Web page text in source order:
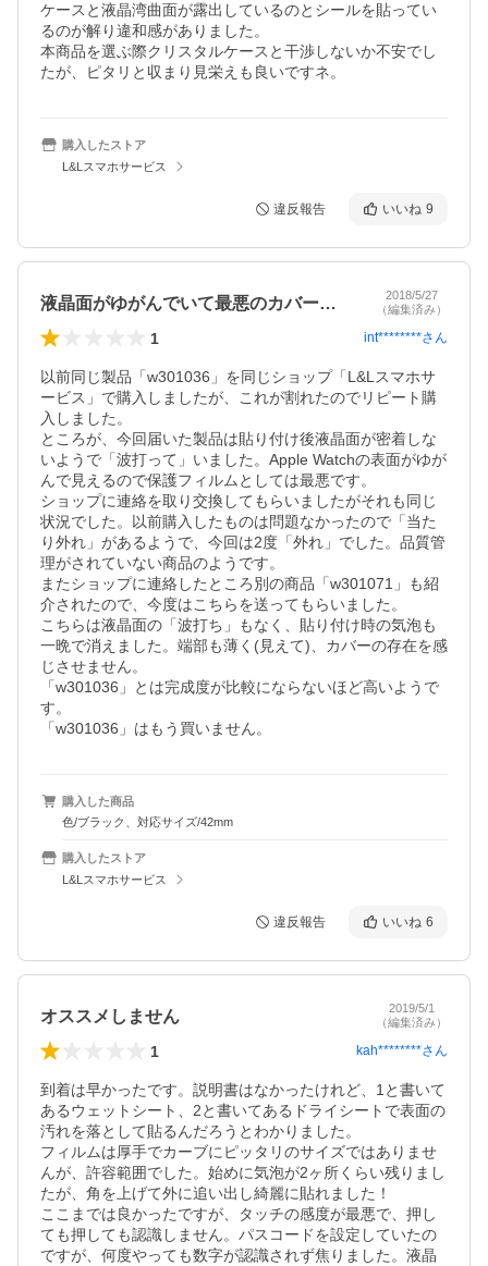
ケースと液晶湾曲面が露出しているのとシールを貼ってい
るのが解り違和感がありました。
本商品を選ぶ際クリスタルケースと干渉しないか不安でし
たが、ピタリと収まり見栄えも良いですネ。
購入したストア
L&Lスマホサービス
違反報告 いいね 9
液晶面がゆがんでいて最悪のカバーです。
2018/5/27
（編集済み）
1 int********さん
以前同じ製品「w301036」を同じショップ「L&Lスマホサ
ービス」で購入しましたが、これが割れたのでリピート購
入しました。
ところが、今回届いた製品は貼り付け後液晶面が密着しな
いようで「波打って」いました。Apple Watchの表面がゆが
んで見えるので保護フィルムとしては最悪です。
ショップに連絡を取り交換してもらいましたがそれも同じ
状況でした。以前購入したものは問題なかったので「当た
り外れ」があるようで、今回は2度「外れ」でした。品質管
理がされていない商品のようです。
またショップに連絡したところ別の商品「w301071」も紹
介されたので、今度はこちらを送ってもらいました。
こちらは液晶面の「波打ち」もなく、貼り付け時の気泡も
一晩で消えました。端部も薄く(見えて)、カバーの存在を感
じさせません。
「w301036」とは完成度が比較にならないほど高いようで
す。
「w301036」はもう買いません。
購入した商品
色/ブラック、対応サイズ/42mm
購入したストア
L&Lスマホサービス
違反報告 いいね 6
オススメしません
2019/5/1
（編集済み）
1 kah********さん
到着は早かったです。説明書はなかったけれど、1と書いて
あるウェットシート、2と書いてあるドライシートで表面の
汚れを落として貼るんだろうとわかりました。
フィルムは厚手でカーブにピッタリのサイズではありませ
んが、許容範囲でした。始めに気泡が2ヶ所くらい残りまし
たが、角を上げて外に追い出し綺麗に貼れました！
ここまでは良かったですが、タッチの感度が最悪で、押し
ても押しても認識しません。パスコードを設定していたの
ですが、何度やっても数字が認識されず焦りました。液晶